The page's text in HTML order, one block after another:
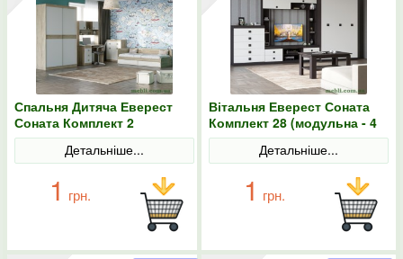
Спальня Дитяча Еверест
Соната Комплект 2
(модульна - 5 елементів)
дуб сонома/білий
Детальніше...
1 грн.
Вітальня Еверест Соната
Комплект 28 (модульна - 4
елементи) венге темний/
Детальніше...
1 грн.